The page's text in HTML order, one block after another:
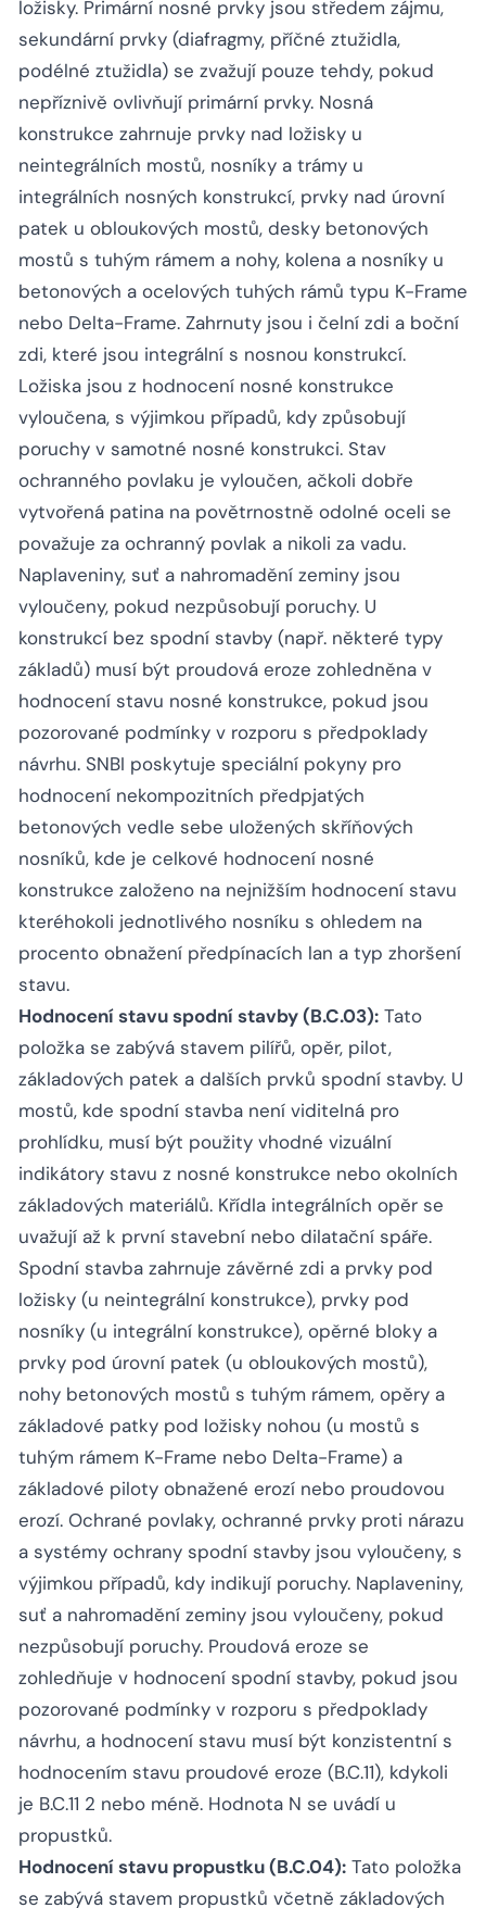
ložisky. Primární nosné prvky jsou středem zájmu,
sekundární prvky (diafragmy, příčné ztužidla,
podélné ztužidla) se zvažují pouze tehdy, pokud
nepříznivě ovlivňují primární prvky. Nosná
konstrukce zahrnuje prvky nad ložisky u
neintegrálních mostů, nosníky a trámy u
integrálních nosných konstrukcí, prvky nad úrovní
patek u obloukových mostů, desky betonových
mostů s tuhým rámem a nohy, kolena a nosníky u
betonových a ocelových tuhých rámů typu K-Frame
nebo Delta-Frame. Zahrnuty jsou i čelní zdi a boční
zdi, které jsou integrální s nosnou konstrukcí.
Ložiska jsou z hodnocení nosné konstrukce
vyloučena, s výjimkou případů, kdy způsobují
poruchy v samotné nosné konstrukci. Stav
ochranného povlaku je vyloučen, ačkoli dobře
vytvořená patina na povětrnostně odolné oceli se
považuje za ochranný povlak a nikoli za vadu.
Naplaveniny, suť a nahromadění zeminy jsou
vyloučeny, pokud nezpůsobují poruchy. U
konstrukcí bez spodní stavby (např. některé typy
základů) musí být proudová eroze zohledněna v
hodnocení stavu nosné konstrukce, pokud jsou
pozorované podmínky v rozporu s předpoklady
návrhu. SNBI poskytuje speciální pokyny pro
hodnocení nekompozitních předpjatých
betonových vedle sebe uložených skříňových
nosníků, kde je celkové hodnocení nosné
konstrukce založeno na nejnižším hodnocení stavu
kteréhokoli jednotlivého nosníku s ohledem na
procento obnažení předpínacích lan a typ zhoršení
stavu.
Hodnocení stavu spodní stavby (B.C.03): Tato
položka se zabývá stavem pilířů, opěr, pilot,
základových patek a dalších prvků spodní stavby. U
mostů, kde spodní stavba není viditelná pro
prohlídku, musí být použity vhodné vizuální
indikátory stavu z nosné konstrukce nebo okolních
základových materiálů. Křídla integrálních opěr se
uvažují až k první stavební nebo dilatační spáře.
Spodní stavba zahrnuje závěrné zdi a prvky pod
ložisky (u neintegrální konstrukce), prvky pod
nosníky (u integrální konstrukce), opěrné bloky a
prvky pod úrovní patek (u obloukových mostů),
nohy betonových mostů s tuhým rámem, opěry a
základové patky pod ložisky nohou (u mostů s
tuhým rámem K-Frame nebo Delta-Frame) a
základové piloty obnažené erozí nebo proudovou
erozí. Ochrané povlaky, ochranné prvky proti nárazu
a systémy ochrany spodní stavby jsou vyloučeny, s
výjimkou případů, kdy indikují poruchy. Naplaveniny,
suť a nahromadění zeminy jsou vyloučeny, pokud
nezpůsobují poruchy. Proudová eroze se
zohledňuje v hodnocení spodní stavby, pokud jsou
pozorované podmínky v rozporu s předpoklady
návrhu, a hodnocení stavu musí být konzistentní s
hodnocením stavu proudové eroze (B.C.11), kdykoli
je B.C.11 2 nebo méně. Hodnota N se uvádí u
propustků.
Hodnocení stavu propustku (B.C.04): Tato položka
se zabývá stavem propustků včetně základových